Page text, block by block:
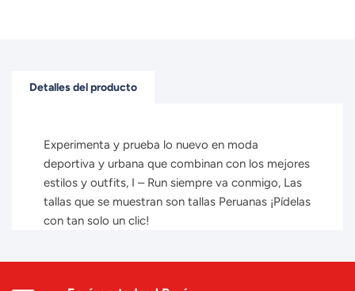
Detalles del producto
Experimenta y prueba lo nuevo en moda
deportiva y urbana que combinan con los mejores
estilos y outfits, I – Run siempre va conmigo, Las
tallas que se muestran son tallas Peruanas ¡Pídelas
con tan solo un clic!